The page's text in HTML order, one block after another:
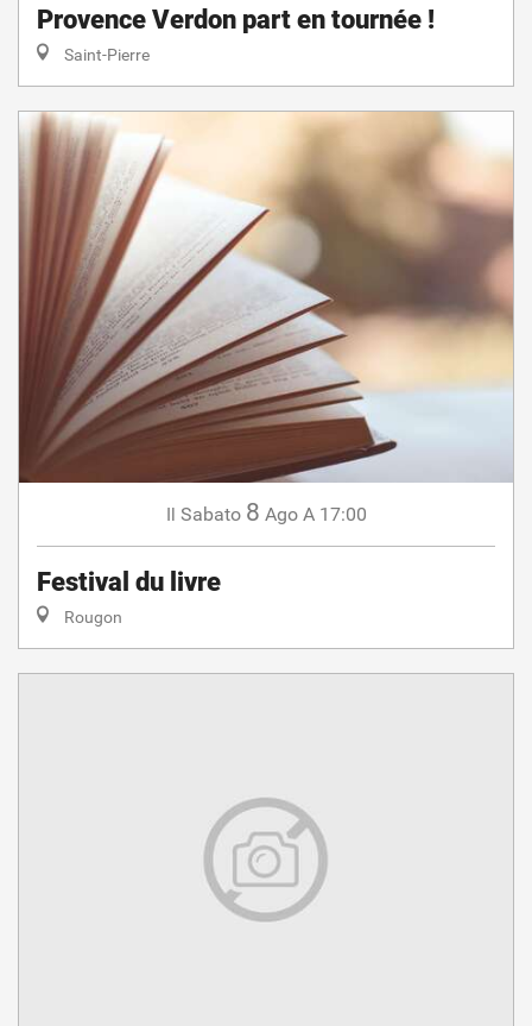
Provence Verdon part en tournée !
Saint-Pierre
Sabato 8 Ago A 17:00
Festival du livre
Rougon